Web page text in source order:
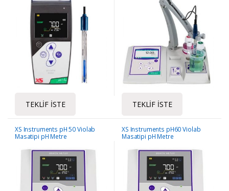
TEKLIF İSTE TEKLIF İSTE
XS Instruments pH 50 Violab
Masatipi pH Metre
XS Instruments pH60 Violab
Masatipi pH Metre